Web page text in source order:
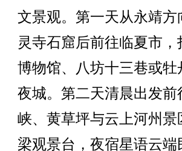
文景观。第一天从永靖
灵寺石窟后前往临夏市
博物馆、八坊十三巷或
夜城。第二天清晨出发
峡、黄草坪与云上河州
梁观景台，夜宿星语云